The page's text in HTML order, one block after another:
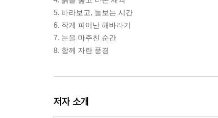
5. 바라보고, 돌보는 시간
6. 작게 피어난 해바라기
7. 눈을 마주친 순간
8. 함께 자란 풍경
저자 소개